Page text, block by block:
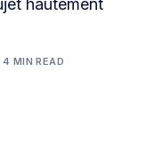
hautement
4 MIN READ